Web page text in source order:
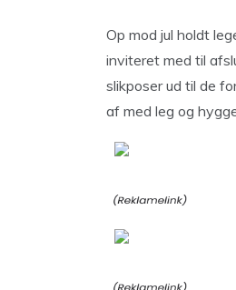
Op mod jul holdt
inviteret med til
slikposer ud til de
af med leg og